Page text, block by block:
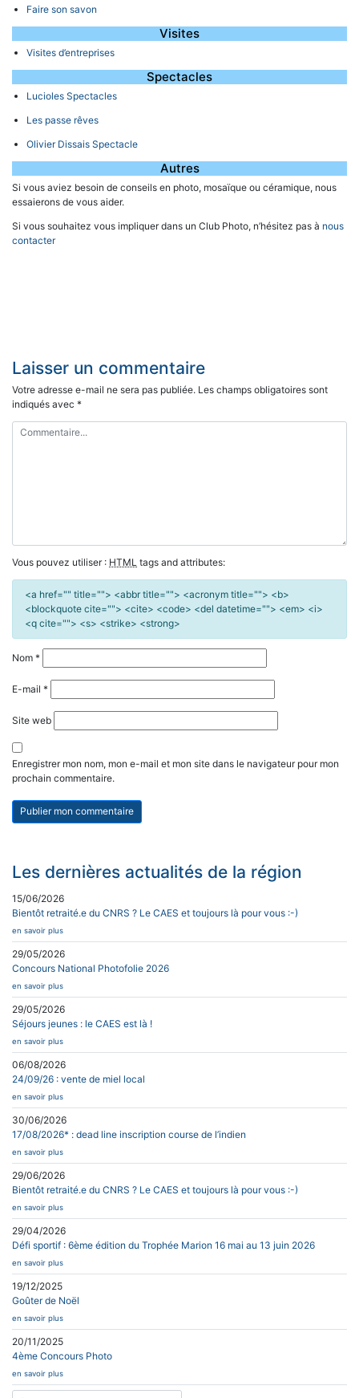
Faire son savon
Visites
Visites d’entreprises
Spectacles
Lucioles Spectacles
Les passe rêves
Olivier Dissais Spectacle
Autres
Si vous aviez besoin de conseils en photo, mosaïque ou céramique, nous
essaierons de vous aider.
Si vous souhaitez vous impliquer dans un Club Photo, n’hésitez pas à nous
contacter
Laisser un commentaire
Votre adresse e-mail ne sera pas publiée. Les champs obligatoires sont
indiqués avec *
Vous pouvez utiliser : HTML tags and attributes:
<a href="" title=""> <abbr title=""> <acronym title=""> <b>
<blockquote cite=""> <cite> <code> <del datetime=""> <em> <i>
<q cite=""> <s> <strike> <strong>
Nom *
E-mail *
Site web
Enregistrer mon nom, mon e-mail et mon site dans le navigateur pour mon
prochain commentaire.
Les dernières actualités de la région
15/06/2026
Bientôt retraité.e du CNRS ? Le CAES et toujours là pour vous :-)
en savoir plus
29/05/2026
Concours National Photofolie 2026
en savoir plus
29/05/2026
Séjours jeunes : le CAES est là !
en savoir plus
06/08/2026
24/09/26 : vente de miel local
en savoir plus
30/06/2026
17/08/2026* : dead line inscription course de l’indien
en savoir plus
29/06/2026
Bientôt retraité.e du CNRS ? Le CAES et toujours là pour vous :-)
en savoir plus
29/04/2026
Défi sportif : 6ème édition du Trophée Marion 16 mai au 13 juin 2026
en savoir plus
19/12/2025
Goûter de Noël
en savoir plus
20/11/2025
4ème Concours Photo
en savoir plus